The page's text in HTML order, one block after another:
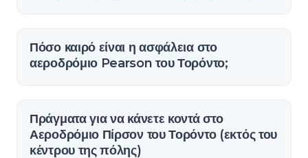
Πόσο καιρό είναι η ασφάλεια στο
αεροδρόμιο Pearson του Τορόντο;
Πράγματα για να κάνετε κοντά στο
Αεροδρόμιο Πίρσον του Τορόντο (εκτός του
κέντρου της πόλης)